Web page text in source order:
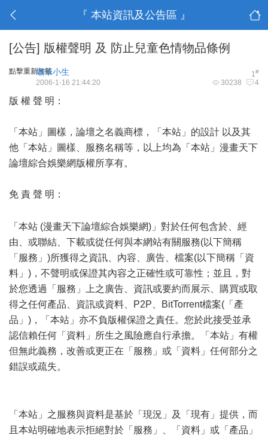
『 本站資訊及公告區 』
[公告] 版權聲明 及 防止兒童色情物品條例
點擊重新加載 1#
蠟筆小生
30238 4
2006-1-16 21:44:20
版 權 聲 明：
「本站」圖樣，論壇之名義商標，「本站」的設計 以及其
他「本站」圖樣、服務名稱等，以上均為「本站」漫畫天下
論壇綜合娛樂網版權所享有。
免 責 聲 明：
「本站 (漫畫天下論壇綜合娛樂網)」對於任何包含於、經
由、或聯結、下載或從任何與本網站有關服務(以下簡稱
「服務」)所獲得之資訊、內容、廣告、檔案(以下簡稱「資
料」)，不聲明或保證其內容之正確性或可靠性；並且，對
於您透過「服務」上之廣告、資訊或要約而展示、購買或取
得之任何產品、資訊或資料、P2P、BitTorrent檔案(「產
品」)，「本站」亦不負版權保證之責任。您於此接受並承
認信賴任何「資料」所生之風險應自行承擔。「本站」有權
但無此義務，改善或更正在「服務」或「資料」任何部分之
錯誤或疏失。
「本站」之服務與資料是基於「現況」及「現有」提供，而
且本站明確地表示拒絕對於「服務」、「資料」或「產品」